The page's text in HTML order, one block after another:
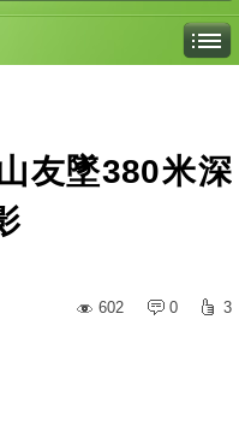
友墜380米深
602
0 3